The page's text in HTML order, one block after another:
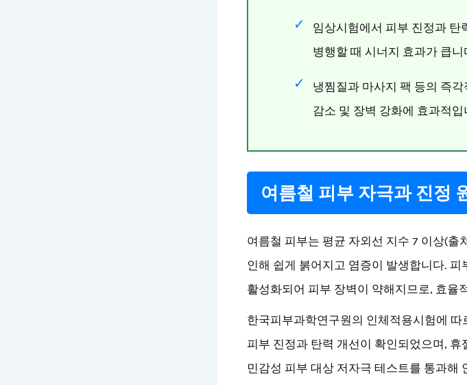
임상시험에서 피부 진정과 탄
병행할 때 시너지 효과가 큽니
냉찜질과 마사지 팩 등의 즉
감소 및 장벽 강화에 효과적입
여름철 피부 자극과 진정
여름철 피부는 평균 자외선 지수 7 이상(출
인해 쉽게 붉어지고 염증이 발생합니다.
활성화되어 피부 장벽이 약해지므로, 효율
한국피부과학연구원의 인체적용시험에
피부 진정과 탄력 개선이 확인되었으며, 휴
민감성 피부 대상 저자극 테스트를 통과해